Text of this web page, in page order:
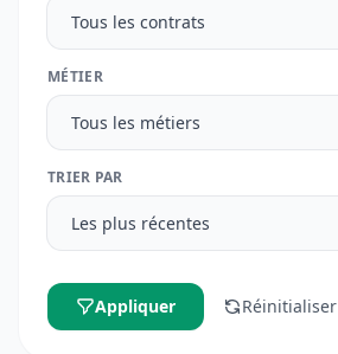
MÉTIER
TRIER PAR
Appliquer Réinitialiser